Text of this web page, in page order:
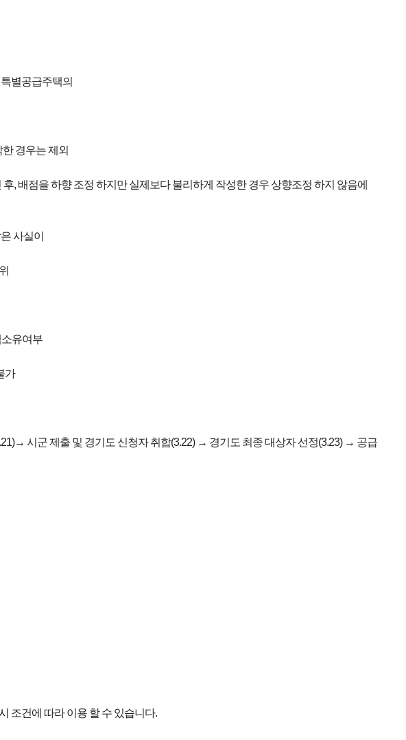
별공급주택의
경우는 제외
, 배점을 하향 조정 하지만 실제보다 불리하게 작성한 경우 상향조정 하지 않음에
사실이
유여부
가
시군 제출 및 경기도 신청자 취합(3.22) → 경기도 최종 대상자 선정(3.23) → 공급
조건에 따라 이용 할 수 있습니다.